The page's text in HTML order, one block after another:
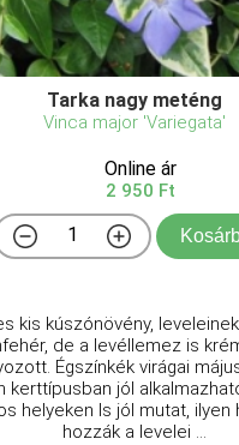
Tarka nagy meténg
Vinca major 'Variegata'
Online ár
2 950 Ft
kis kúszónövény,
de a levéllemez is
Égszínkék virágai
kerttípusban jól
helyeken ls jól mutat, ilyen
hozzák a levelei ...